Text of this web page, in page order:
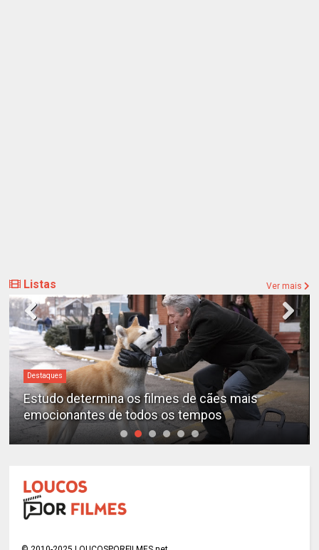
Listas Ver mais
Destaques
Estudo determina os filmes de cães mais
emocionantes de todos os tempos